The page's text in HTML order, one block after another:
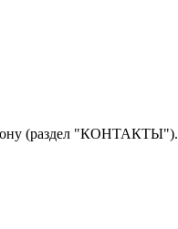
(раздел "КОНТАКТЫ").